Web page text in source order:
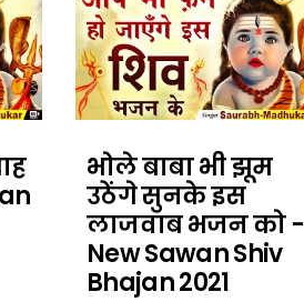
भोले बाबा भी झूम
उठेंगे सुनके इस
लाजवाब भजन को -
New Sawan Shiv
Bhajan 2021